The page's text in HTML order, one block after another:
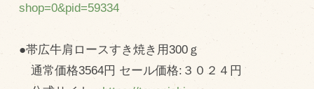
shop=0&pid=59334
●帯広牛肩ロースすき焼き用300ｇ
通常価格3564円 セール価格:３０２４円